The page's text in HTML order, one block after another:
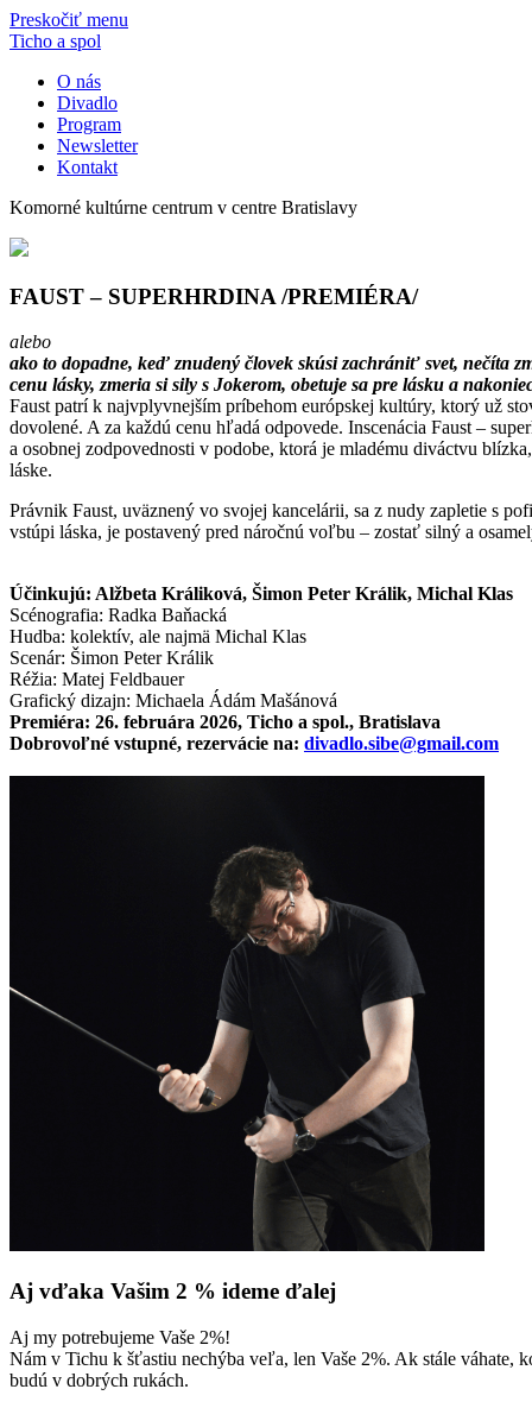
Preskočiť menu
Ticho a spol
O nás
Divadlo
Program
Newsletter
Kontakt
Komorné kultúrne centrum v centre Bratislavy
FAUST – SUPERHRDINA /PREMIÉRA/
alebo
ako to dopadne, keď znudený človek skúsi zachrániť svet, nečíta
cenu lásky, zmeria si sily s Jokerom, obetuje sa pre lásku a
Faust patrí k najvplyvnejším príbehom európskej kultúry, ktorý už
dovolené. A za každú cenu hľadá odpovede. Inscenácia Faust –
a osobnej zodpovednosti v podobe, ktorá je mladému diváctvu
láske.
Právnik Faust, uväznený vo svojej kancelárii, sa z nudy zapletie s
vstúpi láska, je postavený pred náročnú voľbu – zostať silný a
Účinkujú: Alžbeta Králiková, Šimon Peter Králik, Michal Klas
Scénografia: Radka Baňacká
Hudba: kolektív, ale najmä Michal Klas
Scenár: Šimon Peter Králik
Réžia: Matej Feldbauer
Grafický dizajn: Michaela Ádám Mašánová
Premiéra: 26. februára 2026, Ticho a spol., Bratislava
Dobrovoľné vstupné, rezervácie na: divadlo.sibe@gmail.com
Aj vďaka Vašim 2 % ideme ďalej
Aj my potrebujeme Vaše 2%!
Nám v Tichu k šťastiu nechýba veľa, len Vaše 2%. Ak stále váhate,
budú v dobrých rukách.